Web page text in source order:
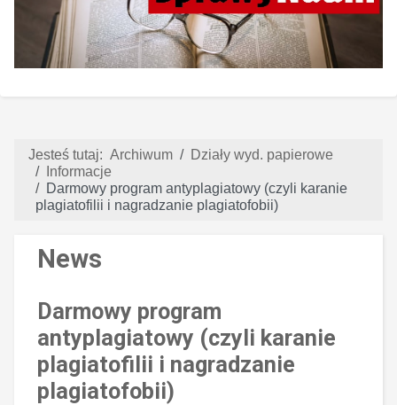
Jesteś tutaj: Archiwum
Działy wyd. papierowe
Informacje
Darmowy program antyplagiatowy (czyli karanie
plagiatofilii i nagradzanie plagiatofobii)
News
Darmowy program
antyplagiatowy (czyli karanie
plagiatofilii i nagradzanie
plagiatofobii)